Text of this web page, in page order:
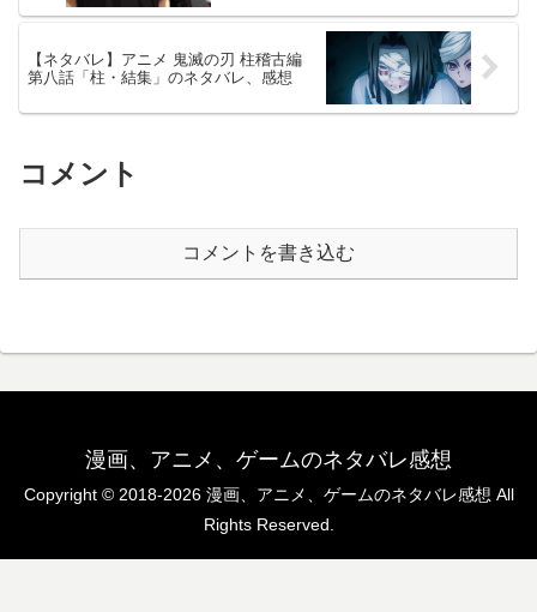
【ネタバレ】アニメ 鬼滅の刃 柱稽古編
第八話「柱・結集」のネタバレ、感想
コメント
コメントを書き込む
漫画、アニメ、ゲームのネタバレ感想
Copyright © 2018-2026 漫画、アニメ、ゲームのネタバレ感想 All
Rights Reserved.